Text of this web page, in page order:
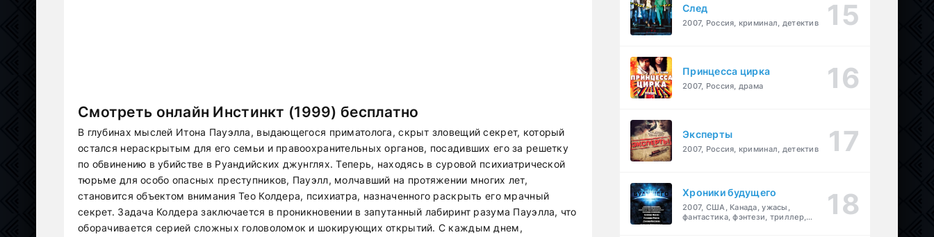
Смотреть онлайн Инстинкт (1999) бесплатно
В глубинах мыслей Итона Пауэлла, выдающегося приматолога, скрыт зловещий секрет, который
остался нераскрытым для его семьи и правоохранительных органов, посадивших его за решетку
по обвинению в убийстве в Руандийских джунглях. Теперь, находясь в суровой психиатрической
тюрьме для особо опасных преступников, Пауэлл, молчавший на протяжении многих лет,
становится объектом внимания Тео Колдера, психиатра, назначенного раскрыть его мрачный
секрет. Задача Колдера заключается в проникновении в запутанный лабиринт разума Пауэлла, что
оборачивается серией сложных головоломок и шокирующих открытий. С каждым днем,
След
2007, Россия, криминал, детектив
Принцесса цирка
2007, Россия, драма
Эксперты
2007, Россия, криминал, детектив
Хроники будущего
2007, США, Канада, ужасы,
фантастика, фэнтези, триллер,